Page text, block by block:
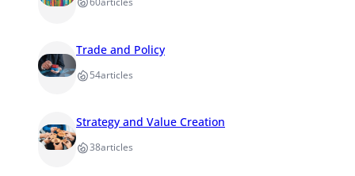
Trade and Policy
54articles
Strategy and Value Creation
38articles